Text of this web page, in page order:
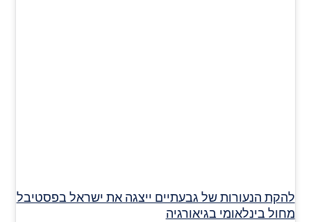
להקת הנעורות של גבעתיים ייצגה את ישראל בפסטיבל
מחול בינלאומי בגיאורגיה